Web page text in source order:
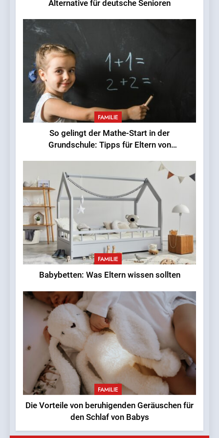
7
Mangel an Nähe um?
LEBENSSTIL
8
Babybetten: Was Eltern
wissen sollten
FAMILIE
Alternative für deutsche Senioren
FAMILIE
So gelingt der Mathe-Start in der
Grundschule: Tipps für Eltern von
FAMILIE
Babybetten: Was Eltern wissen sollten
FAMILIE
Die Vorteile von beruhigenden Geräuschen für
den Schlaf von Babys